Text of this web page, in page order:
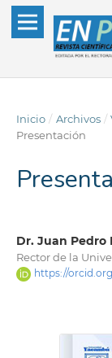
Inicio / Archivos /
Presentación
Dr. Juan Pedro
Rector de la
https://